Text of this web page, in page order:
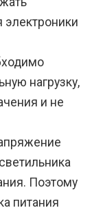
электроники
нагрузку,
и не
Поэтому
питания